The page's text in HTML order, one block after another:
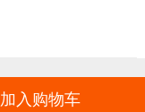
加入购物车